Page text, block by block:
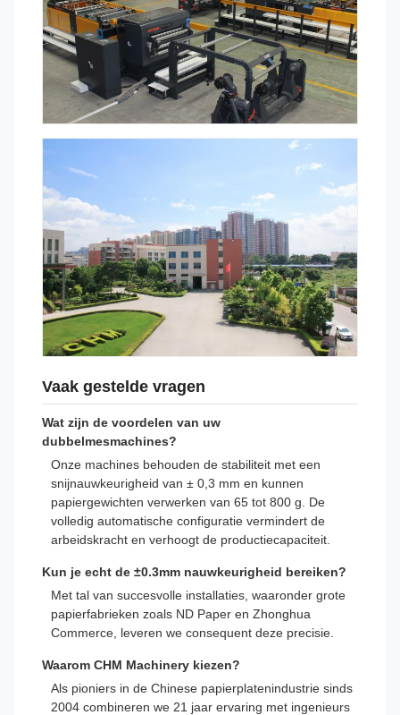
Vaak gestelde vragen
Wat zijn de voordelen van uw
dubbelmesmachines?
Onze machines behouden de stabiliteit met een
snijnauwkeurigheid van ± 0,3 mm en kunnen
papiergewichten verwerken van 65 tot 800 g. De
volledig automatische configuratie vermindert de
arbeidskracht en verhoogt de productiecapaciteit.
Kun je echt de ±0.3mm nauwkeurigheid bereiken?
Met tal van succesvolle installaties, waaronder grote
papierfabrieken zoals ND Paper en Zhonghua
Commerce, leveren we consequent deze precisie.
Waarom CHM Machinery kiezen?
Als pioniers in de Chinese papierplatenindustrie sinds
2004 combineren we 21 jaar ervaring met ingenieurs